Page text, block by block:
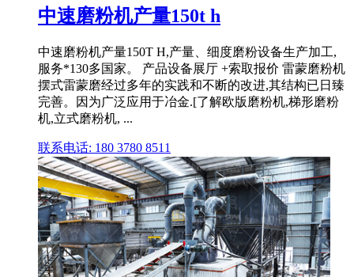
中速磨粉机产量150t h
中速磨粉机产量150T H,产量、细度磨粉设备生产加工,
服务*130多国家。 产品设备展厅 +索取报价 雷蒙磨粉机
摆式雷蒙磨经过多年的实践和不断的改进,其结构已日臻
完善。因为广泛应用于冶金.[了解欧版磨粉机,梯形磨粉
机,立式磨粉机, ...
联系电话: 180 3780 8511